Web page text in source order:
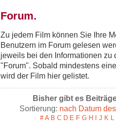
Forum.
Zu jedem Film können Sie Ihre
Benutzern im Forum gelesen
jeweils bei den Informationen zu
"Forum". Sobald mindestens
wird der Film hier gelistet.
Bisher gibt es
Sortierung: nach Datum
# A B C D E F G H I J K L